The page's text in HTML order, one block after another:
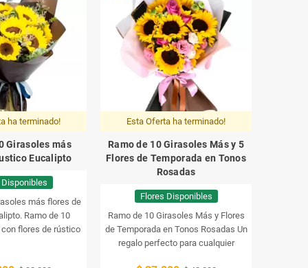
ha terminado!
Girasoles más
Eucalipto
Disponibles
más flores de
Ramo de 10
flores de rústico
Esta Oferta ha terminado!
Ramo de 10 Girasoles Más y 5
Flores de Temporada en Tonos
Rosadas
Flores Disponibles
Ramo de 10 Girasoles Más y Flores
de Temporada en Tonos Rosadas Un
regalo perfecto para cualquier